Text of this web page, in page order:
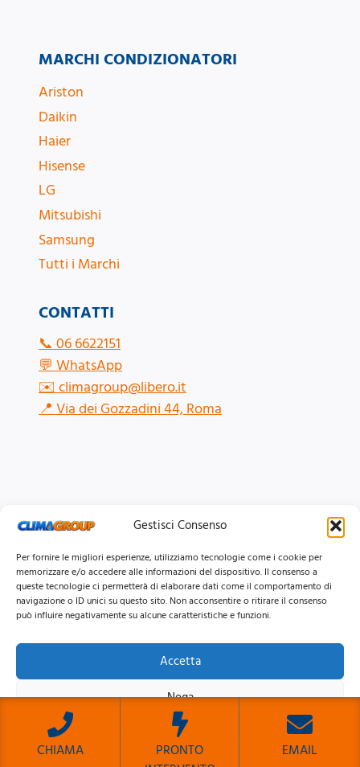
Gestisci Consenso
Per fornire le migliori esperienze, utilizziamo tecnologie come i cookie per
memorizzare e/o accedere alle informazioni del dispositivo. Il consenso a
queste tecnologie ci permetterà di elaborare dati come il comportamento di
navigazione o ID unici su questo sito. Non acconsentire o ritirare il consenso
può influire negativamente su alcune caratteristiche e funzioni.
Accetta
Nega
Visualizza le preferenze
CONTATTI
📞06 6622151
💬WhatsApp
✉️climagroup@libero.it
📍Via dei Gozzadini 44, Roma
MARCHI CONDIZIONATORI
Ariston
Daikin
Haier
Hisense
LG
Mitsubishi
Samsung
Tutti i Marchi
© 2026 Clima Group Impianti Srls P.IVA: 17771951005
Privacy
CookiePolicy | Mappa del Sito
CHIAMA
PRONTO
EMAIL